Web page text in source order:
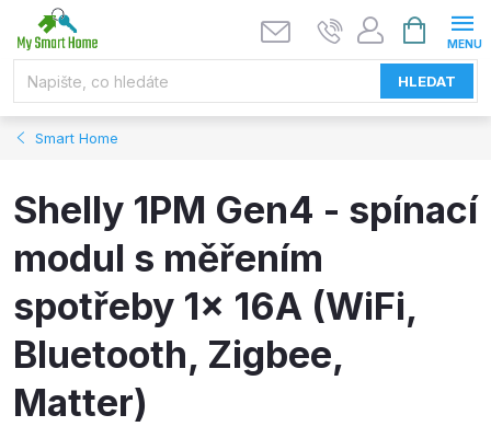
HLEDAT
NÁKUPNÍ
KOŠÍK
Smart Home
Shelly 1PM Gen4 - spínací
modul s měřením
spotřeby 1x 16A (WiFi,
Bluetooth, Zigbee,
Matter)